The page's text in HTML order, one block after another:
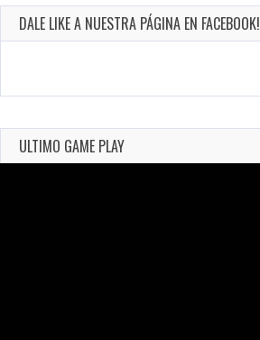
DALE LIKE A NUESTRA PÁGINA EN FACEBOOK!
ULTIMO GAME PLAY